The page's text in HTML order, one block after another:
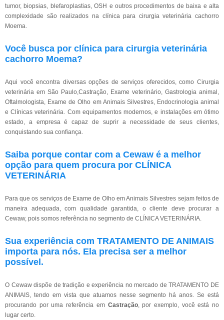
tumor, biopsias, blefaroplastias, OSH e outros procedimentos de baixa e alta
complexidade são realizados na clínica para cirurgia veterinária cachorro
Moema.
Você busca por clínica para cirurgia veterinária
cachorro Moema?
Aqui você encontra diversas opções de serviços oferecidos, como Cirurgia
veterinária em São Paulo,Castração, Exame veterinário, Gastrologia animal,
Oftalmologista, Exame de Olho em Animais Silvestres, Endocrinologia animal
e Clínicas veterinária. Com equipamentos modernos, e instalações em ótimo
estado, a empresa é capaz de suprir a necessidade de seus clientes,
conquistando sua confiança.
Saiba porque contar com a Cewaw é a melhor
opção para quem procura por CLÍNICA
VETERINÁRIA
Para que os serviços de Exame de Olho em Animais Silvestres sejam feitos de
maneira adequada, com qualidade garantida, o cliente deve procurar a
Cewaw, pois somos referência no segmento de CLÍNICA VETERINÁRIA.
Sua experiência com TRATAMENTO DE ANIMAIS
importa para nós. Ela precisa ser a melhor
possível.
O Cewaw dispõe de tradição e experiência no mercado de TRATAMENTO DE
ANIMAIS, tendo em vista que atuamos nesse segmento há anos. Se está
procurando por uma referência em Castração, por exemplo, você está no
lugar certo.